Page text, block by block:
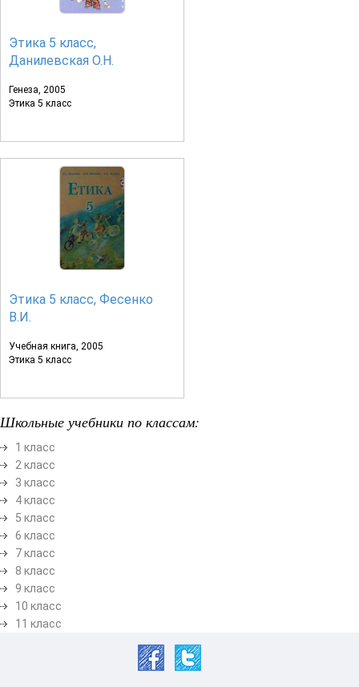
Этика 5 класс,
Данилевская О.Н.
Генеза, 2005
Этика 5 класс
Этика 5 класс, Фесенко
В.И.
Учебная книга, 2005
Этика 5 класс
Школьные учебники по классам:
1 класс
2 класс
3 класс
4 класс
5 класс
6 класс
7 класс
8 класс
9 класс
10 класс
11 класс